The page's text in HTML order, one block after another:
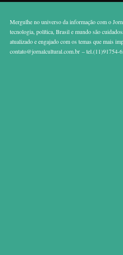
Mergulhe no universo da informação com o
tecnologia, política, Brasil e mundo são
atualizado e engajado com os temas que mais
contato@jornalcultural.com.br – tel.(11)91754-